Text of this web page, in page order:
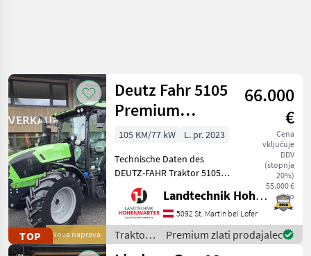
Kategorija 3 Država Filtri
TRENUTNA
POT
Kmetijska
tehnika
Traktor
Standardni
Traktor
Ponastavi
Prikaži
rezultatov
TOP Nova naprava
Deutz Fahr 5105
Premium
(15955)
66.000
€
Cena
vključuje
DDV
(stopnja
20%)
55.000 €
neto
105 KM/77 kW
L. pr. 2023
Technische Daten des
DEUTZ-FAHR Traktor 5105
Premium > Baujahr: 2023 >
PS/KW: 105 PS > Modell:
Premium (Stage V) >
Lenksäule schwenk- und
teleskopierbar > Aerofit S
Landtechnik Hohenwarter GmbH
5092 St. Martin bei Lofer
Traktor /
Deutz
Premium zlati prodajalec